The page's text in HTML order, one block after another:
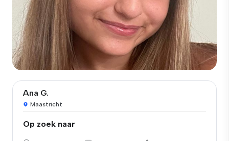
Ana G.
Maastricht
Op zoek naar